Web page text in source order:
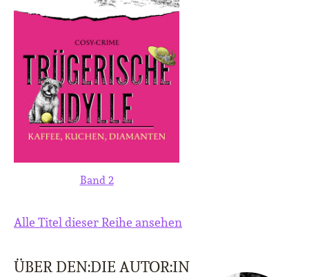
Band 2
Alle Titel dieser Reihe ansehen
ÜBER DEN:DIE AUTOR:IN